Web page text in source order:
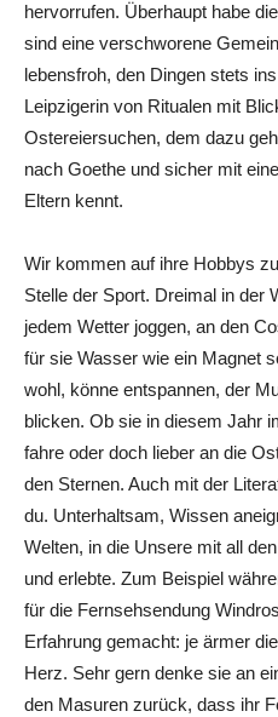
hervorrufen. Überhaupt habe
sind eine verschworene
lebensfroh, den Dingen stets
Leipzigerin von Ritualen mit
Ostereiersuchen, dem dazu
nach Goethe und sicher mit
Eltern kennt.
Wir kommen auf ihre Hobbys
Stelle der Sport. Dreimal in der
jedem Wetter joggen, an den
für sie Wasser wie ein Magnet
wohl, könne entspannen, der
blicken. Ob sie in diesem Jahr
fahre oder doch lieber an die
den Sternen. Auch mit der
du. Unterhaltsam, Wissen
Welten, in die Unsere mit all
und erlebte. Zum Beispiel
für die Fernsehsendung
Erfahrung gemacht: je ärmer
Herz. Sehr gern denke sie an
den Masuren zurück, dass ihr